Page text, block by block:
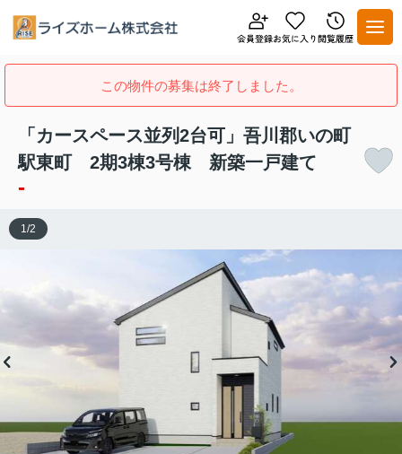
この物件の募集は終了しました。
「カースペース並列2台可」吾川郡いの町
駅東町 2期3棟3号棟 新築一戸建て
-
1/2